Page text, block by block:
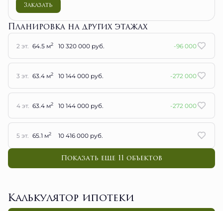
Заказать
Планировка на других этажах
2 эт. 64.5 м2 10 320 000 руб. -96 000
3 эт. 63.4 м2 10 144 000 руб. -272 000
4 эт. 63.4 м2 10 144 000 руб. -272 000
5 эт. 65.1 м2 10 416 000 руб.
Показать еще 11 объектов
Калькулятор ипотеки